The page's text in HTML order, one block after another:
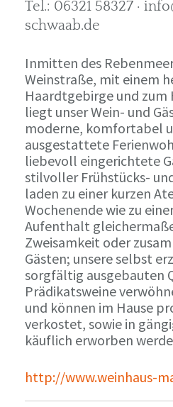
Tel.: 06321 58327 ·
schwaab.de
Inmitten des
Weinstraße, mit einem
Haardtgebirge und zum
liegt unser Wein- und
moderne, komfortabel
ausgestattete
liebevoll eingerichtete
stilvoller Frühstücks-
laden zu einer kurzen
Wochenende wie zu
Aufenthalt
Zweisamkeit oder
Gästen; unsere selbst
sorgfältig ausgebauten
Prädikatsweine
und können im Hause
verkostet, sowie in
käuflich erworben
http://www.weinhaus-